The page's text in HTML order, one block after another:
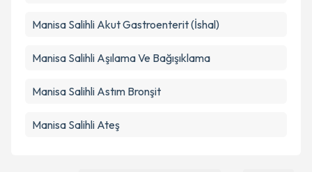
Manisa Salihli Akut Gastroenterit (İshal)
Manisa Salihli Aşılama Ve Bağışıklama
Manisa Salihli Astım Bronşit
Manisa Salihli Ateş